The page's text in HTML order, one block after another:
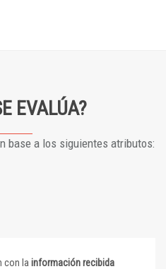
EVALÚA?
base a los siguientes atributos:
con la información recibida